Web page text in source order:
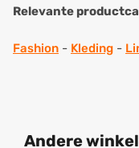
Relevante
Fashion - Kleding -
Andere